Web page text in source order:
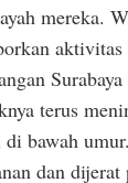
mereka.
terus
bawah
dan dijerat